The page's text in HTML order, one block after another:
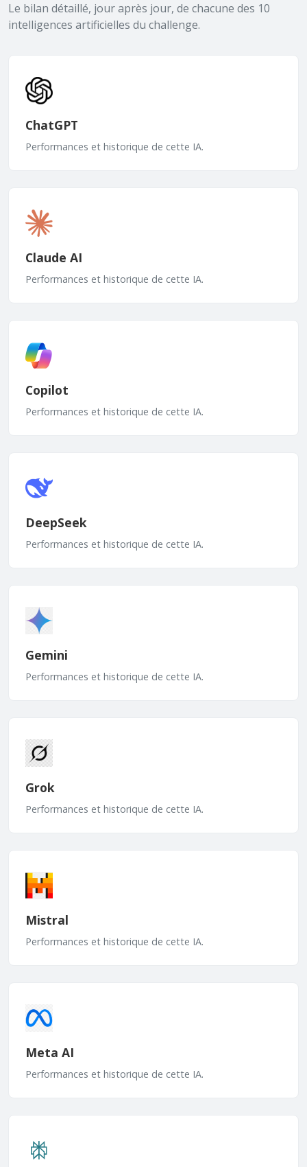
Le bilan détaillé, jour après jour, de chacune des 10
intelligences artificielles du challenge.
ChatGPT
Performances et historique de cette IA.
Claude AI
Performances et historique de cette IA.
Copilot
Performances et historique de cette IA.
DeepSeek
Performances et historique de cette IA.
Gemini
Performances et historique de cette IA.
Grok
Performances et historique de cette IA.
Mistral
Performances et historique de cette IA.
Meta AI
Performances et historique de cette IA.